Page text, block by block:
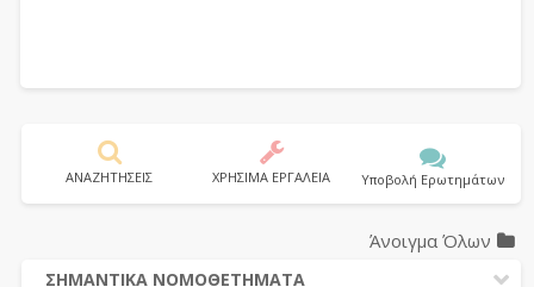
ΑΝΑΖΗΤΗΣΕΙΣ ΧΡΗΣΙΜΑ ΕΡΓΑΛΕΙΑ Υποβολή Ερωτημάτων
Άνοιγμα Όλων
ΣΗΜΑΝΤΙΚΑ ΝΟΜΟΘΕΤΗΜΑΤΑ